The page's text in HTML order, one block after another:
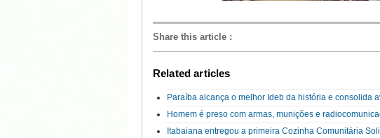
Share this article :
Related articles
Paraíba alcança o melhor Ideb da história e consolida
Homem é preso com armas, munições e
Itabaiana entregou a primeira Cozinha Comunitária